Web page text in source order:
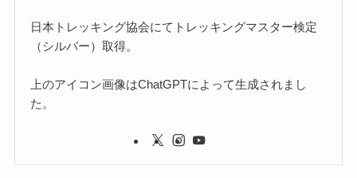
日本トレッキング協会にてトレッキングマスター検定
（シルバー）取得。
上のアイコン画像はChatGPTによって生成されまし
た。